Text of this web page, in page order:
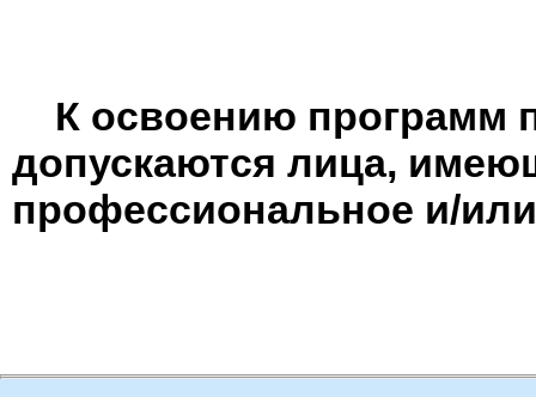
К освоению программ
допускаются лица,
профессиональное и/